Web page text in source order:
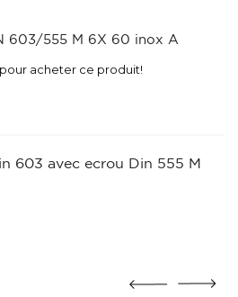
603/555 M 6X 60 inox A
acheter ce produit!
603 avec ecrou Din 555 M